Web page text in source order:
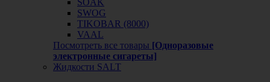
SWOG
TIKOBAR (8000)
VAAL
Посмотреть все товары [Одноразовые
электронные сигареты]
Жидкости SALT